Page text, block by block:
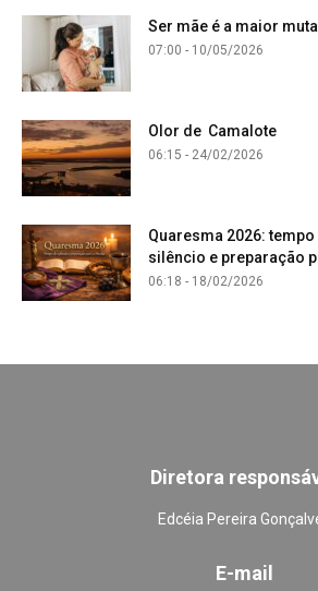
Ser mãe é a maior
07:00 - 10/05/2026
Olor de Camalote
06:15 - 24/02/2026
Quaresma 2026:
silêncio e preparação
06:18 - 18/02/2026
Diretora
Edcéia Pereira
E-mail